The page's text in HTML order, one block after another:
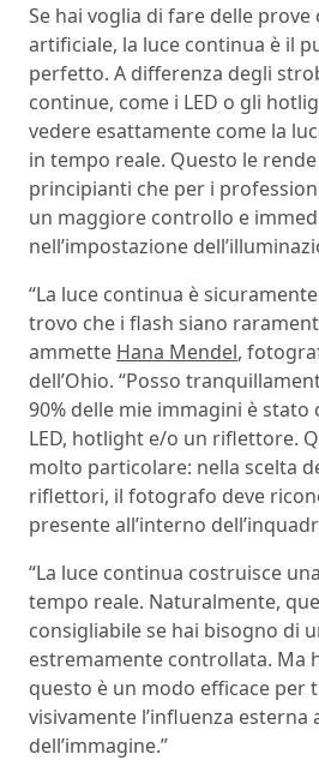
Se hai voglia di fare delle prove
artificiale, la luce continua è il
perfetto. A differenza degli
continue, come i LED o gli
vedere esattamente come la
in tempo reale. Questo le
principianti che per i
un maggiore controllo e
nell’impostazione
“La luce continua è
trovo che i flash siano
ammette Hana Mendel,
dell’Ohio. “Posso
90% delle mie immagini è
LED, hotlight e/o un riflettore.
molto particolare: nella scelta
riflettori, il fotografo deve
presente all’interno
“La luce continua costruisce
tempo reale. Naturalmente,
consigliabile se hai bisogno di
estremamente controllata. Ma
questo è un modo efficace per
visivamente l’influenza esterna
dell’immagine.”